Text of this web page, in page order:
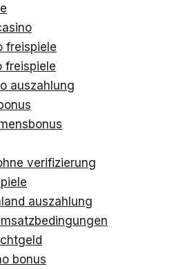
freispiele
freispiele
auszahlung
verifizierung
auszahlung
bonus